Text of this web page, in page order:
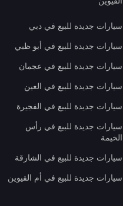
سيارات جديدة للبيع في دبي
سيارات جديدة للبيع في أبو ظبي
سيارات جديدة للبيع في عجمان
سيارات جديدة للبيع في العين
سيارات جديدة للبيع في الفجيرة
سيارات جديدة للبيع في رأس
الخيمة
سيارات جديدة للبيع في الشارقة
سيارات جديدة للبيع في أم القيوين